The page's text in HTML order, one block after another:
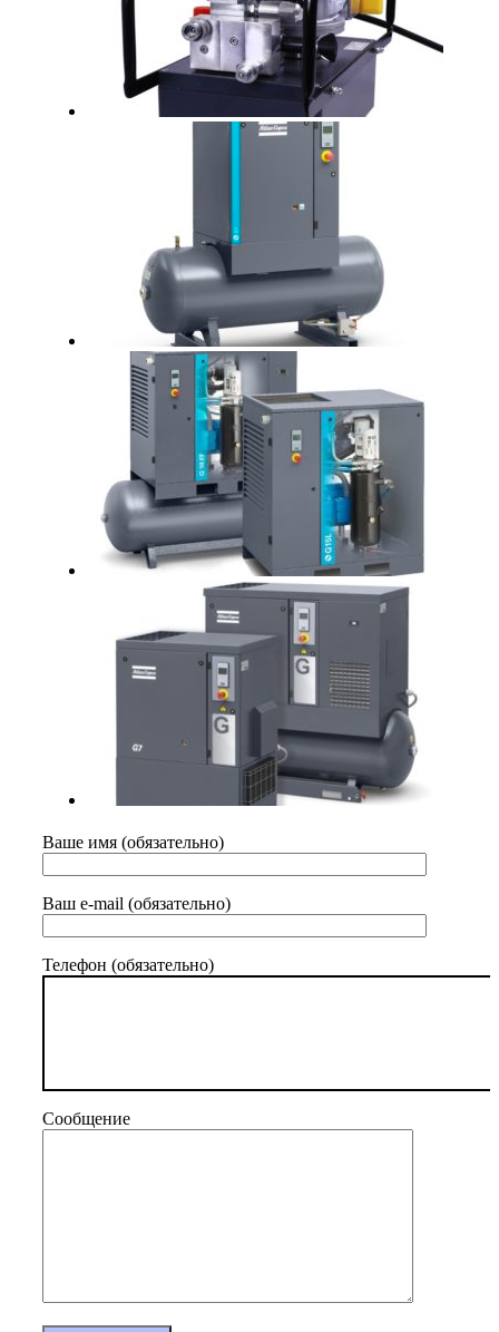
Ваше имя (обязательно)
Ваш e-mail (обязательно)
Телефон (обязательно)
Сообщение